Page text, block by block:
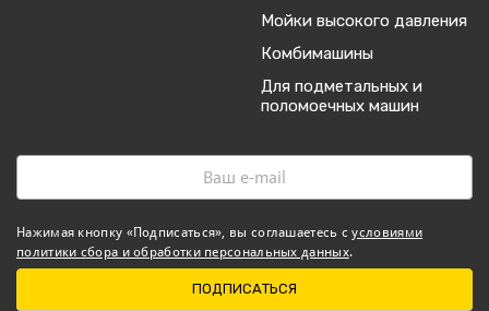
Мойки высокого давления
Комбимашины
Для подметальных и
поломоечных машин
Нажимая кнопку «Подписаться», вы соглашаетесь сусловиями
политики сбора и обработки персональных данных.
ПОДПИСАТЬСЯ